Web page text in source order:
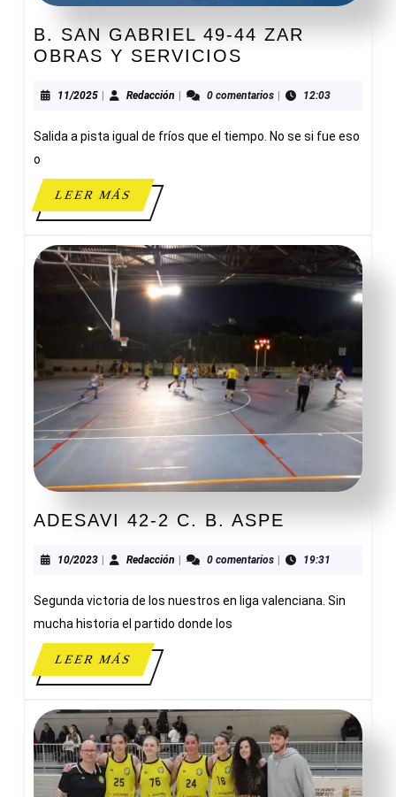
B. SAN GABRIEL 49-44 ZAR
OBRAS Y SERVICIOS
GABRIEL
44
11/202511/2025
| Redacción Redacción
| 0 comentarios | 12:03
Salida a pista igual de fríos que el tiempo. No se si fue eso
o
LEER MÁSLEER
MÁS
ADESAVI 42-2 C. B. ASPE
2
B.
10/202310/2023
| Redacción Redacción
| 0 comentarios | 19:31
Segunda victoria de los nuestros en liga valenciana. Sin
mucha historia el partido donde los
LEER MÁSLEER
MÁS